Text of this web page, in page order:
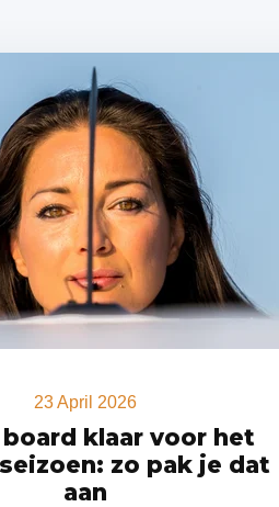
23 April 2026
klaar voor het
zo pak je dat
aan